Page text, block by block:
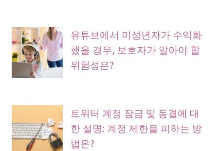
유튜브에서 미성년자가 수익화
했을 경우, 보호자가 알아야 할
위험성은?
트위터 계정 잠금 및 동결에 대
한 설명: 계정 제한을 피하는 방
법은?